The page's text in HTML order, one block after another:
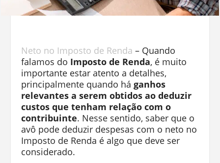
Neto no Imposto de Renda – Quando
falamos do Imposto de Renda, é muito
importante estar atento a detalhes,
principalmente quando há ganhos
relevantes a serem obtidos ao deduzir
custos que tenham relação com o
contribuinte. Nesse sentido, saber que o
avô pode deduzir despesas com o neto no
Imposto de Renda é algo que deve ser
considerado.